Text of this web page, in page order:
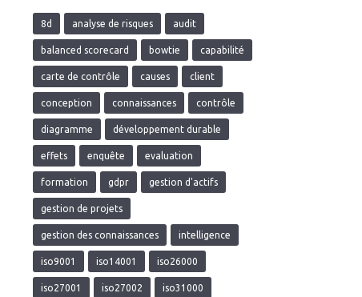
8d analyse de risques audit
balanced scorecard bowtie capabilité
carte de contrôle causes client
conception connaissances contrôle
diagramme développement durable
effets enquête evaluation
formation gdpr gestion d'actifs
gestion de projets
gestion des connaissances intelligence
iso9001 iso14001 iso26000
iso27001 iso27002 iso31000